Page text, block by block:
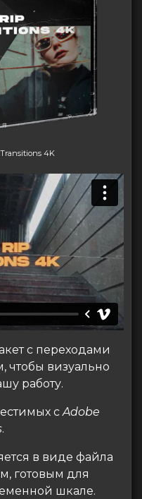
4K
с переходами
чтобы визуально
работу.
сAdobe
.
в виде файла
готовым для
шкале.